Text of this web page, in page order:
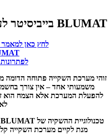
BLUMAT בייביסיטר לעציצים
לחץ כאן
זוהי מערכת השקייה פתוחה
משמעותי אחד – אין צורך
להפעלת המערכת אלא הצמח הוא
מנת לקיים מערכת השקייה